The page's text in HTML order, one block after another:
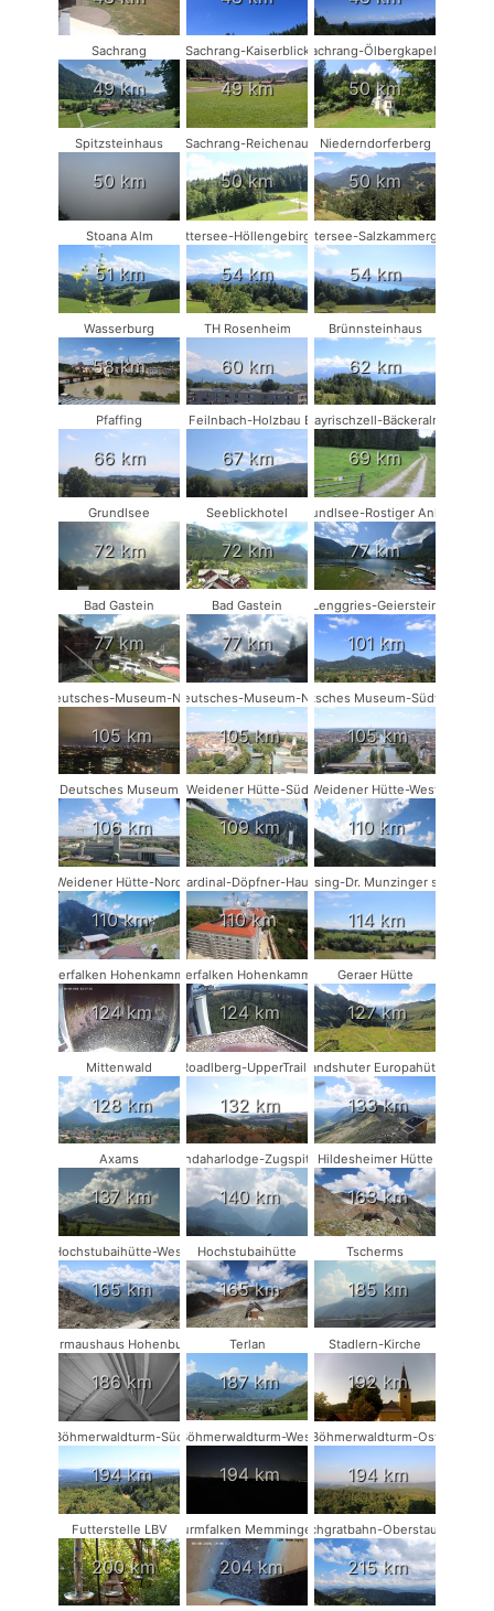
Sachrang
49 km
Sachrang-Kaiserblick
49 km
Sachrang-Ölbergkapelle
50 km
Spitzsteinhaus
50 km
Sachrang-Reichenau
50 km
Niederndorferberg
50 km
Stoana Alm
51 km
Attersee-Höllengebirge
54 km
Attersee-Salzkammergut
54 km
Wasserburg
58 km
TH Rosenheim
60 km
Brünnsteinhaus
62 km
Pfaffing
66 km
Bad Feilnbach-Holzbau Eder
67 km
Bayrischzell-Bäckeralm
69 km
Grundlsee
72 km
Seeblickhotel
72 km
Grundlsee-Rostiger Anker
77 km
Bad Gastein
77 km
Bad Gastein
77 km
Lenggries-Geierstein
101 km
Deutsches-Museum-NW
105 km
Deutsches-Museum-NO
105 km
Deutsches Museum-Südwest
105 km
Deutsches Museum
106 km
Weidener Hütte-Süd
109 km
Weidener Hütte-West
110 km
Weidener Hütte-Nord
110 km
Kardinal-Döpfner-Haus
110 km
Münsing-Dr. Munzinger sport
114 km
Wanderfalken Hohenkammer #1
124 km
Wanderfalken Hohenkammer #2
124 km
Geraer Hütte
127 km
Mittenwald
128 km
Roadlberg-UpperTrails
132 km
Landshuter Europahütte
133 km
Axams
137 km
Kandaharlodge-Zugspitze
140 km
Hildesheimer Hütte
163 km
Hochstubaihütte-West
165 km
Hochstubaihütte
165 km
Tscherms
185 km
Fledermaushaus Hohenburg #2
186 km
Terlan
187 km
Stadlern-Kirche
192 km
Böhmerwaldturm-Süd
194 km
Böhmerwaldturm-West
194 km
Böhmerwaldturm-Ost
194 km
Futterstelle LBV
200 km
Turmfalken Memmingen
204 km
Hochgratbahn-Oberstaufen
215 km